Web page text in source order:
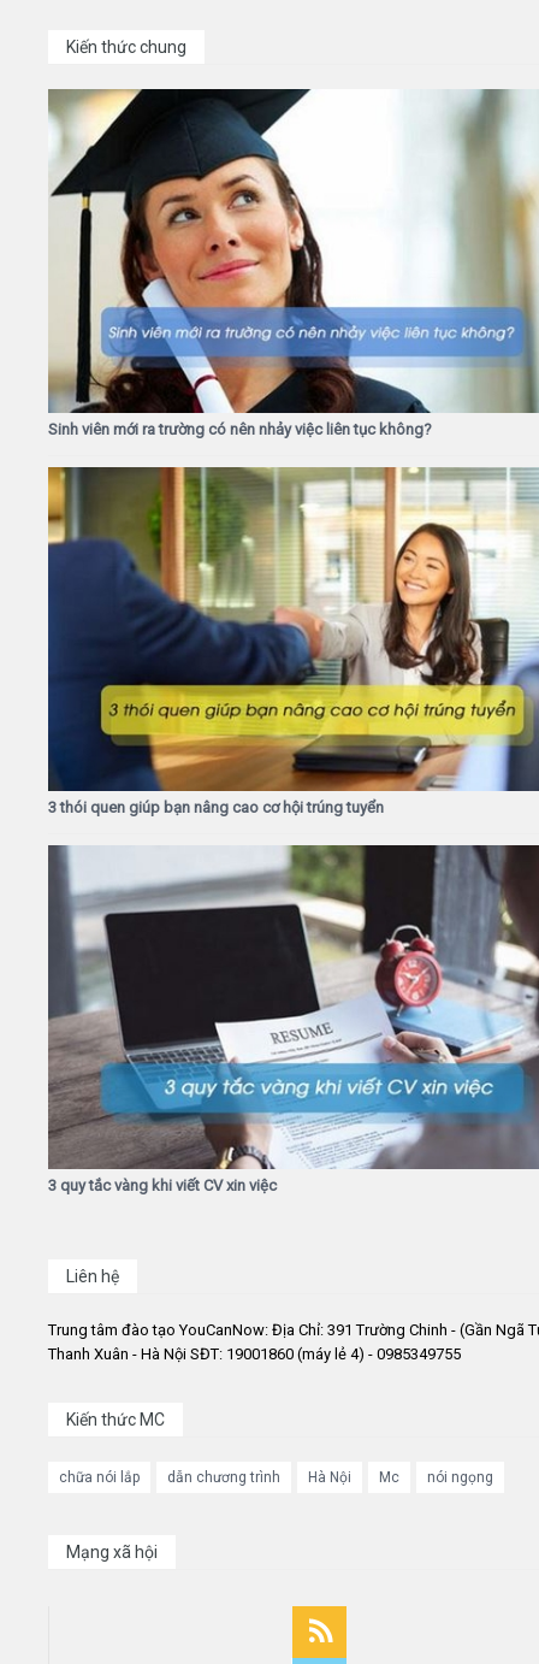
Kiến thức chung
Sinh viên mới ra trường có nên nhảy việc liên tục không?
3 thói quen giúp bạn nâng cao cơ hội trúng tuyển
3 quy tắc vàng khi viết CV xin việc
Liên hệ
Trung tâm đào tạo YouCanNow: Địa Chỉ: 391 Trường Chinh - (Gần Ngã
Thanh Xuân - Hà Nội SĐT: 19001860 (máy lẻ 4) - 0985349755
Kiến thức MC
chữa nói lắp dẫn chương trình Hà Nội Mc nói ngọng
Mạng xã hội